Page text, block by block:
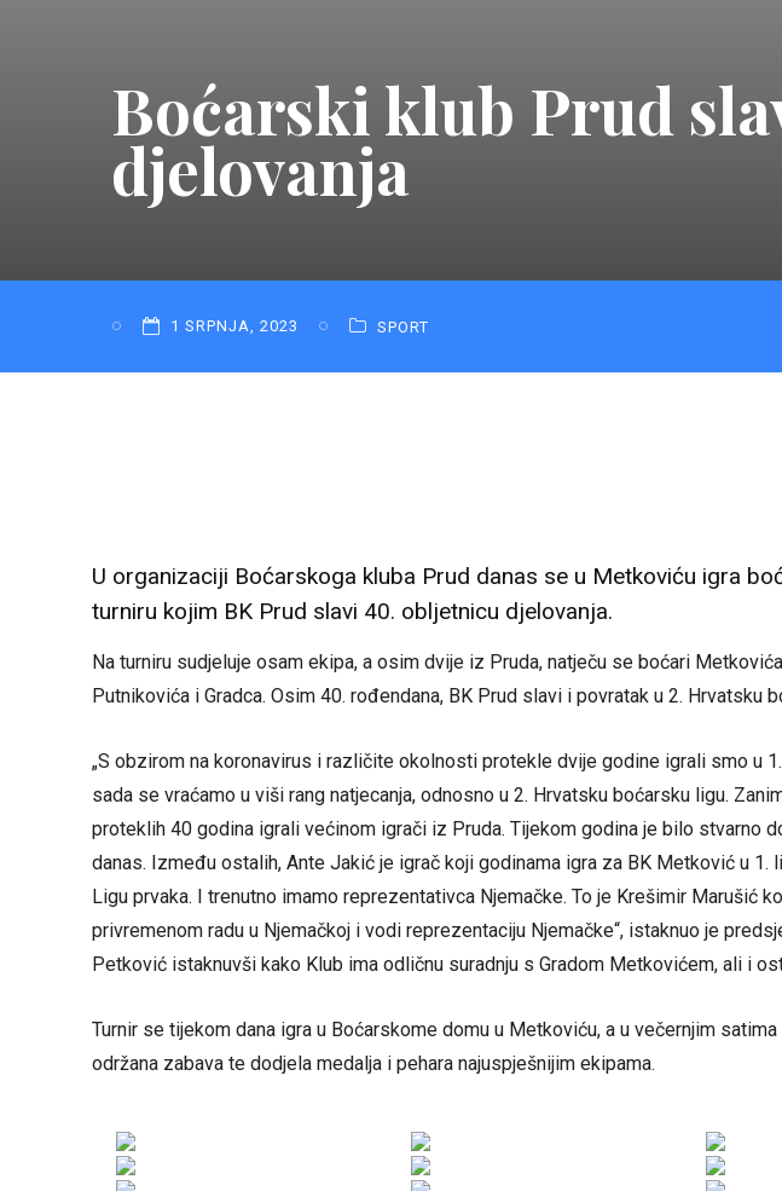
Boćarski klub Prud
djelovanja
1 SRPNJA, 2023 SPORT
U organizaciji Boćarskoga kluba Prud danas se u Metkoviću igra
turniru kojim BK Prud slavi 40. obljetnicu djelovanja.
Na turniru sudjeluje osam ekipa, a osim dvije iz Pruda, natječu se boćari
Putnikovića i Gradca. Osim 40. rođendana, BK Prud slavi i povratak u 2. Hrvatsku
„S obzirom na koronavirus i različite okolnosti protekle dvije godine igrali smo u
sada se vraćamo u viši rang natjecanja, odnosno u 2. Hrvatsku boćarsku ligu.
proteklih 40 godina igrali većinom igrači iz Pruda. Tijekom godina je bilo stvarno
danas. Između ostalih, Ante Jakić je igrač koji godinama igra za BK Metković u 1.
Ligu prvaka. I trenutno imamo reprezentativca Njemačke. To je Krešimir Marušić
privremenom radu u Njemačkoj i vodi reprezentaciju Njemačke“, istaknuo je
Petković istaknuvši kako Klub ima odličnu suradnju s Gradom Metkovićem, ali i
Turnir se tijekom dana igra u Boćarskome domu u Metkoviću, a u večernjim
održana zabava te dodjela medalja i pehara najuspješnijim ekipama.